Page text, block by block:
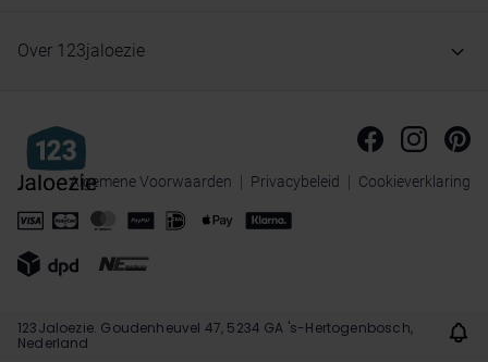
Over 123jaloezie
Algemene Voorwaarden Privacybeleid Cookieverklaring
123Jaloezie. Goudenheuvel 47, 5234 GA 's-Hertogenbosch,
Nederland